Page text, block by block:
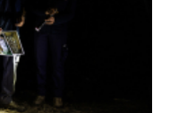
Allow